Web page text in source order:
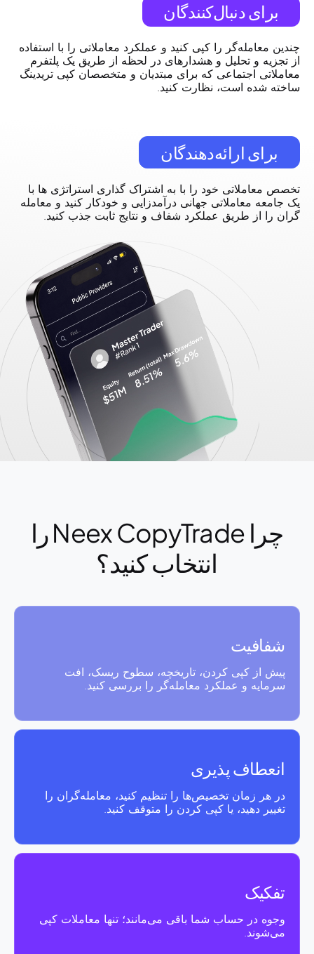
برای دنبال‌کنندگان
چندین معامله‌گر را کپی کنید و عملکرد معاملاتی را با استفاده
از تجزیه و تحلیل و هشدارهای در لحظه از طریق یک پلتفرم
معاملاتی اجتماعی که برای مبتدیان و متخصصان کپی تریدینگ
ساخته شده است، نظارت کنید.
برای ارائه‌دهندگان
تخصص معاملاتی خود را با به اشتراک گذاری استراتژی ها با
یک جامعه معاملاتی جهانی درآمدزایی و خودکار کنید و معامله
گران را از طریق عملکرد شفاف و نتایج ثابت جذب کنید.
چرا Neex CopyTrade را
انتخاب کنید؟
شفافیت
پیش از کپی کردن، تاریخچه، سطوح ریسک، افت
سرمایه و عملکرد معامله‌گر را بررسی کنید.
انعطاف پذیری
در هر زمان تخصیص‌ها را تنظیم کنید، معامله‌گران را
تغییر دهید، یا کپی کردن را متوقف کنید.
تفکیک
وجوه در حساب شما باقی می‌مانند؛ تنها معاملات کپی
می‌شوند.